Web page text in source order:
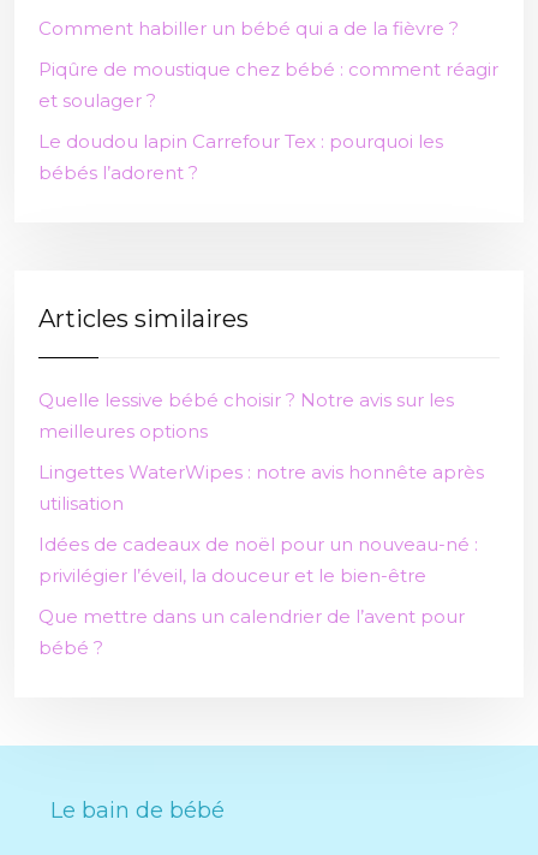
Comment habiller un bébé qui a de la fièvre ?
Piqûre de moustique chez bébé : comment réagir
et soulager ?
Le doudou lapin Carrefour Tex : pourquoi les
bébés l’adorent ?
Articles similaires
Quelle lessive bébé choisir ? Notre avis sur les
meilleures options
Lingettes WaterWipes : notre avis honnête après
utilisation
Idées de cadeaux de noël pour un nouveau-né :
privilégier l’éveil, la douceur et le bien-être
Que mettre dans un calendrier de l’avent pour
bébé ?
Le bain de bébé